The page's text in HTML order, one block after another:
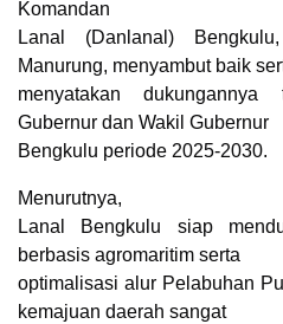
Komandan
Lanal (Danlanal)
Manurung, menyambut baik
menyatakan
Gubernur dan Wakil Gubernur
Bengkulu periode 2025-2030.
Menurutnya,
Lanal Bengkulu siap
berbasis agromaritim serta
optimalisasi alur Pelabuhan
kemajuan daerah sangat